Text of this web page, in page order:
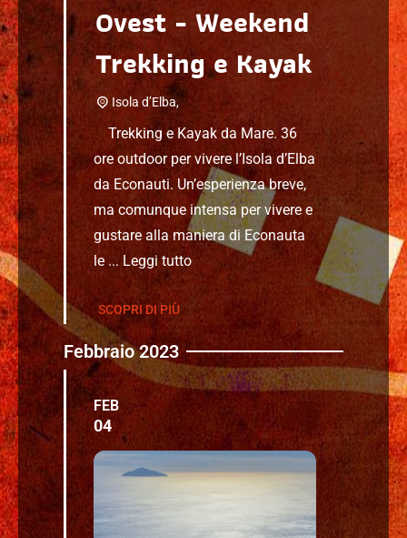
Ovest - Weekend
Trekking e Kayak
Isola d’Elba,
Trekking e Kayak da Mare. 36
ore outdoor per vivere l’Isola d’Elba
da Econauti. Un’esperienza breve,
ma comunque intensa per vivere e
gustare alla maniera di Econauta
le ... Leggi tutto
SCOPRI DI PIÙ
Febbraio 2023
FEB
04